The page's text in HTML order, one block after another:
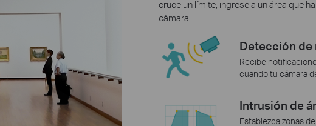
cruce un límite, ingrese a un área que
cámara.
Detección de
Recibe
cuando tu cámara
Intrusión de
Establezca zonas